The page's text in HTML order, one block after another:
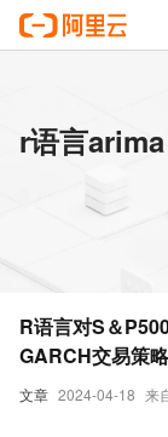
r语言
文章 2024-04-18 来
R语言对S＆
GARCH交易策略